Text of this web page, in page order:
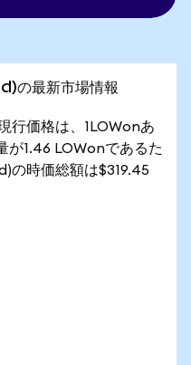
最新市場情報
行価格は、1LOWonあ
が1.46 LOWonであるた
の時価総額は$319.45